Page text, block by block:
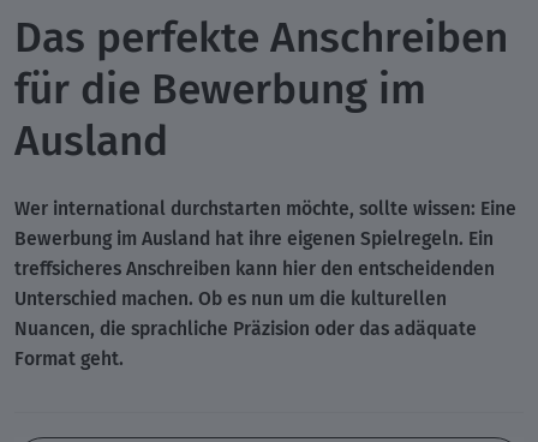
Das perfekte Anschreiben
für die Bewerbung im
Ausland
Wer international durchstarten möchte, sollte wissen: Eine
Bewerbung im Ausland hat ihre eigenen Spielregeln. Ein
treffsicheres Anschreiben kann hier den entscheidenden
Unterschied machen. Ob es nun um die kulturellen
Nuancen, die sprachliche Präzision oder das adäquate
Format geht.